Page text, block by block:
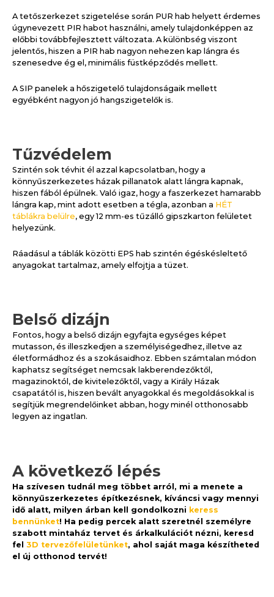
A tetőszerkezet szigetelése során PUR hab helyett érdemes
úgynevezett PIR habot használni, amely tulajdonképpen az
előbbi továbbfejlesztett változata. A különbség viszont
jelentős, hiszen a PIR hab nagyon nehezen kap lángra és
szenesedve ég el, minimális füstképződés mellett.
A SIP panelek a hőszigetelő tulajdonságaik mellett
egyébként nagyon jó hangszigetelők is.
Tűzvédelem
Szintén sok tévhit él azzal kapcsolatban, hogy a
könnyűszerkezetes házak pillanatok alatt lángra kapnak,
hiszen fából épülnek. Való igaz, hogy a faszerkezet hamarabb
lángra kap, mint adott esetben a tégla, azonban a HÉT
táblákra belülre, egy 12 mm-es tűzálló gipszkarton felületet
helyezünk.
Ráadásul a táblák közötti EPS hab szintén égéskésleltető
anyagokat tartalmaz, amely elfojtja a tüzet.
Belső dizájn
Fontos, hogy a belső dizájn egyfajta egységes képet
mutasson, és illeszkedjen a személyiségedhez, illetve az
életformádhoz és a szokásaidhoz. Ebben számtalan módon
kaphatsz segítséget nemcsak lakberendezőktől,
magazinoktól, de kivitelezőktől, vagy a Király Házak
csapatától is, hiszen bevált anyagokkal és megoldásokkal is
segítjük megrendelőinket abban, hogy minél otthonosabb
legyen az ingatlan.
A következő lépés
Ha szívesen tudnál meg többet arról, mi a menete a
könnyűszerkezetes építkezésnek, kíváncsi vagy mennyi
idő alatt, milyen árban kell gondolkozni keress
bennünket! Ha pedig percek alatt szeretnél személyre
szabott mintaház tervet és árkalkulációt nézni, keresd
fel 3D tervezőfelületünket, ahol saját maga készítheted
el új otthonod tervét!